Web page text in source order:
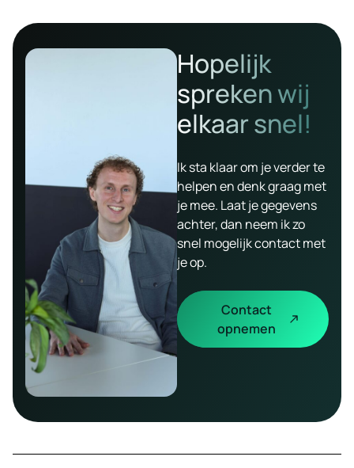
Hopelijk
spreken wij
elkaar snel!
Ik sta klaar om je verder te
helpen en denk graag met
je mee. Laat je gegevens
achter, dan neem ik zo
snel mogelijk contact met
je op.
Contact
opnemen